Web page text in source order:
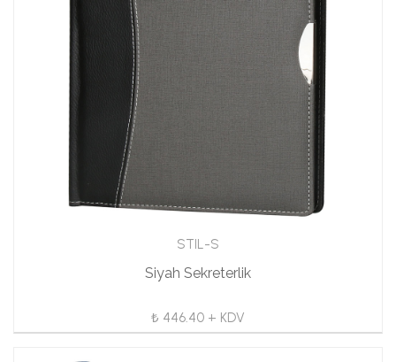
STIL-S
Siyah Sekreterlik
₺ 446.40 + KDV